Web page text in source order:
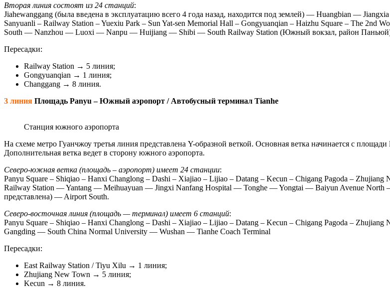
Вторая линия состоят из 24 станций:
Jiahewanggang (была введена в эксплуатацию всего 4 года назад, находится под землей) — Huangbian —
Sanyuanli – Railway Station – Yuexiu Park – Sun Yat-sen Memorial Hall – Gongyuanqian – Haizhu Square – The 2nd
South — Nanzhou — Luoxi — Nanpu — Huijiang — Shibi — South Railway Station (Южный вокзал, район
Пересадки:
Railway Station → 5 линия;
Gongyuanqian → 1 линия;
Changgang → 8 линия.
3 линия Площадь Panyu – Южный аэропорт / Автобусный терминал Tianhe
Станция южного аэропорта
На схеме метро Гуанчжоу третья линия представлена Y-образной веткой. Основная ветка начинается с
Дополнительная ветка ведет в сторону южного аэропорта.
Северо-южная ветка (площадь – аэропорт) имеет 24 станции:
Panyu Square – Shiqiao – Hanxi Changlong – Dashi – Xiajiao – Lijiao – Datang – Kecun – Chigang Pagoda –
Railway Station — Yantang — Meihuayuan — Jingxi Nanfang Hospital — Tonghe — Yongtai — Baiyun Avenue North
представлена) — Airport South.
Северо-восточная линия (площадь — терминал) имеет 6 станций:
Panyu Square – Shiqiao – Hanxi Changlong – Dashi – Xiajiao – Lijiao – Datang – Kecun – Chigang Pagoda –
Gangding — South China Normal University — Wushan — Tianhe Coach Terminal
Пересадки:
East Railway Station / Tiyu Xilu → 1 линия;
Zhujiang New Town → 5 линия;
Kecun → 8 линия.